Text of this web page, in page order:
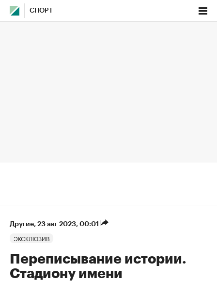
СПОРТ
Другие⁠, 23 авг 2023, 00:01
ЭКСКЛЮЗИВ
Переписывание истории.
Стадиону имени